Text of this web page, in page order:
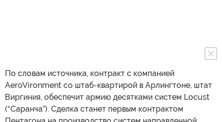
По словам источника, контракт с компанией
AeroVironment со штаб-квартирой в Арлингтоне, штат
Виргиния, обеспечит армию десятками систем Locust
(“Саранча”). Сделка станет первым контрактом